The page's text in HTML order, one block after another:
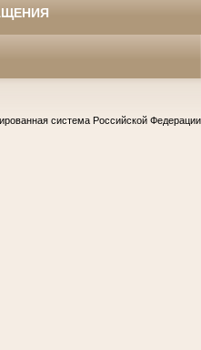
система Российской